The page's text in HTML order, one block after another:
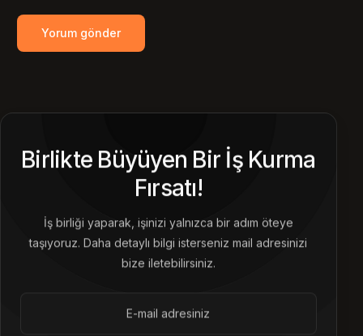
Birlikte Büyüyen Bir İş Kurma
Fırsatı!
İş birliği yaparak, işinizi yalnızca bir adım öteye
taşıyoruz. Daha detaylı bilgi isterseniz mail adresinizi
bize iletebilirsiniz.